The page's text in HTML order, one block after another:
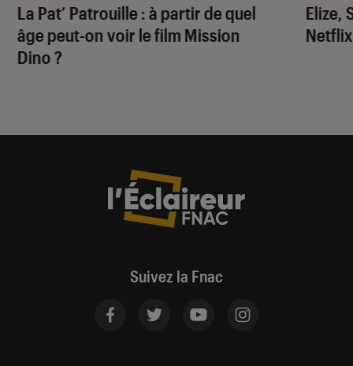
La Pat’ Patrouille: à partir de quel
âge peut-on voir le film Mission
Dino?
Elize,
Suivez la Fnac